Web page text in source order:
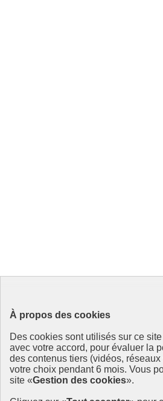
À propos des cookies
Des cookies sont utilisés sur ce
avec votre accord, pour évaluer la
des contenus tiers (vidéos,
votre choix pendant 6 mois. Vous
site «Gestion des cookies».